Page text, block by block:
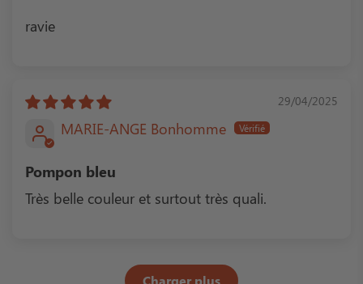
ravie
29/04/2025
MARIE-ANGE Bonhomme
Pompon bleu
Très belle couleur et surtout très quali.
Charger plus